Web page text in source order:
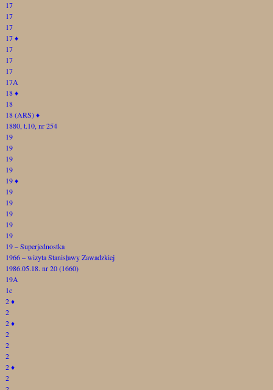
17
17
17
17♦
17
17
17
17A
18♦
18
18 (ARS)♦
1880, t.10, nr 254
19
19
19
19
19♦
19
19
19
19
19
19 – Superjednostka
1966 – wizyta Stanisławy Zawadzkiej
1986.05.18. nr 20 (1660)
19A
1c
2♦
2
2♦
2
2
2
2♦
2